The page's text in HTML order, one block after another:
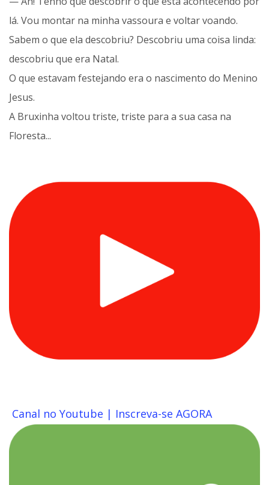
lá. Vou montar na minha vassoura e voltar voando.
Sabem o que ela descobriu? Descobriu uma coisa linda:
descobriu que era Natal.
O que estavam festejando era o nascimento do Menino
Jesus.
A Bruxinha voltou triste, triste para a sua casa na
Floresta...
Canal no Youtube | Inscreva-se AGORA